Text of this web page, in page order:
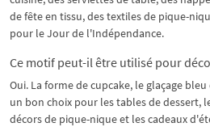
de fête en tissu, des textiles de pique-
pour le Jour de l'Indépendance.
Ce motif peut-il être utilisé pour
Oui. La forme de cupcake, le glaçage
un bon choix pour les tables de dessert,
décors de pique-nique et les cadeaux